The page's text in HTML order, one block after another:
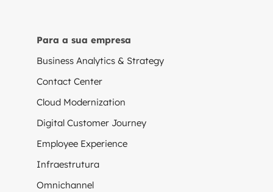
Para a sua empresa
Business Analytics & Strategy
Contact Center
Cloud Modernization
Digital Customer Journey
Employee Experience
Infraestrutura
Omnichannel